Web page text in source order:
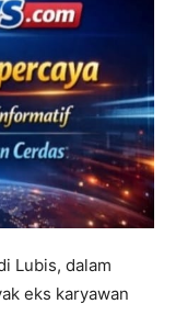
Lubis, dalam
eks karyawan